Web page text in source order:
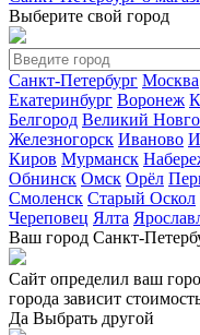
Выберите свой город
Санкт-Петербург Москва
Екатеринбург Воронеж
Белгород Великий
Железногорск Иваново
Киров Мурманск
Обнинск Омск Орёл
Смоленск Старый Оскол
Череповец Ялта
Ваш город Санкт-
Сайт определил ваш
города зависит
Да Выбрать другой